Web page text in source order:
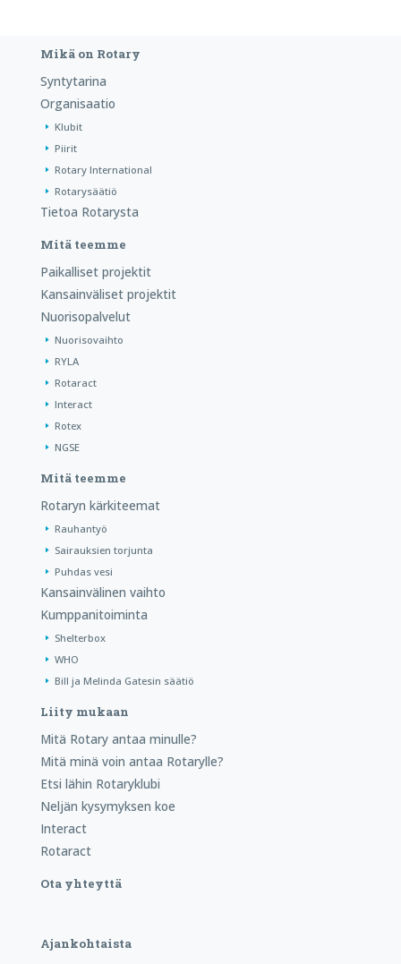
Mikä on Rotary
Syntytarina
Organisaatio
Klubit
Piirit
Rotary International
Rotarysäätiö
Tietoa Rotarysta
Mitä teemme
Paikalliset projektit
Kansainväliset projektit
Nuorisopalvelut
Nuorisovaihto
RYLA
Rotaract
Interact
Rotex
NGSE
Mitä teemme
Rotaryn kärkiteemat
Rauhantyö
Sairauksien torjunta
Puhdas vesi
Kansainvälinen vaihto
Kumppanitoiminta
Shelterbox
WHO
Bill ja Melinda Gatesin säätiö
Liity mukaan
Mitä Rotary antaa minulle?
Mitä minä voin antaa Rotarylle?
Etsi lähin Rotaryklubi
Neljän kysymyksen koe
Interact
Rotaract
Ota yhteyttä
Ajankohtaista